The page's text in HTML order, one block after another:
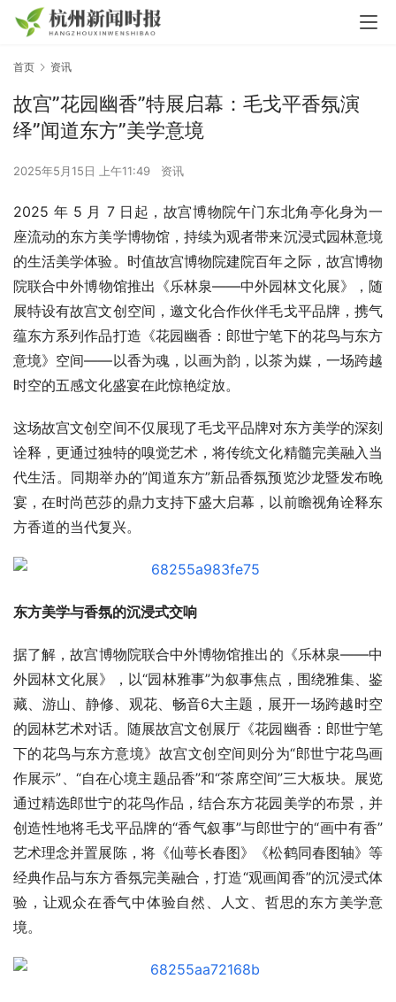
首页 资讯
故宫”花园幽香”特展启幕：毛戈平香氛演
绎”闻道东方”美学意境
2025年5月15日 上午11:49 资讯
2025 年 5 月 7 日起，故宫博物院午门东北角亭化身为一
座流动的东方美学博物馆，持续为观者带来沉浸式园林意境
的生活美学体验。时值故宫博物院建院百年之际，故宫博物
院联合中外博物馆推出《乐林泉——中外园林文化展》，随
展特设有故宫文创空间，邀文化合作伙伴毛戈平品牌，携气
蕴东方系列作品打造《花园幽香：郎世宁笔下的花鸟与东方
意境》空间——以香为魂，以画为韵，以茶为媒，一场跨越
时空的五感文化盛宴在此惊艳绽放。
这场故宫文创空间不仅展现了毛戈平品牌对东方美学的深刻
诠释，更通过独特的嗅觉艺术，将传统文化精髓完美融入当
代生活。同期举办的”闻道东方”新品香氛预览沙龙暨发布晚
宴，在时尚芭莎的鼎力支持下盛大启幕，以前瞻视角诠释东
方香道的当代复兴。
东方美学与香氛的沉浸式交响
据了解，故宫博物院联合中外博物馆推出的《乐林泉——中
外园林文化展》，以“园林雅事”为叙事焦点，围绕雅集、鉴
藏、游山、静修、观花、畅音6大主题，展开一场跨越时空
的园林艺术对话。随展故宫文创展厅《花园幽⾹：郎世宁笔
下的花鸟与东方意境》故宫文创空间则分为“郎世宁花鸟画
作展示”、“自在心境主题品香”和“茶席空间”三大板块。展览
通过精选郎世宁的花鸟作品，结合东方花园美学的布景，并
创造性地将毛戈平品牌的“香气叙事”与郎世宁的“画中有香”
艺术理念并置展陈，将《仙萼长春图》《松鹤同春图轴》等
经典作品与东方香氛完美融合，打造“观画闻香”的沉浸式体
验，让观众在香气中体验自然、人文、哲思的东方美学意
境。